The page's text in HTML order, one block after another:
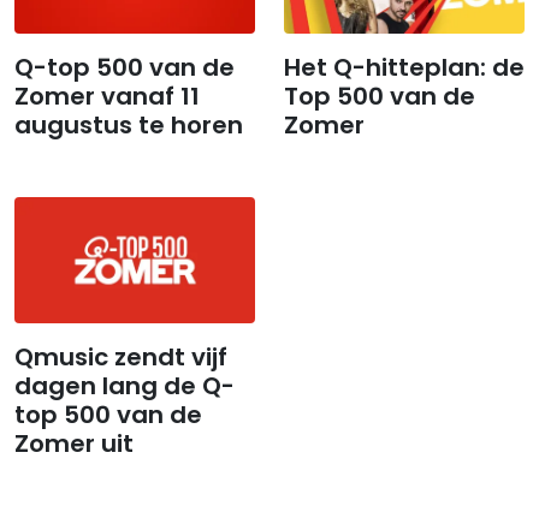
Q-top 500 van de
Zomer vanaf 11
augustus te horen
Het Q-hitteplan: de
Top 500 van de
Zomer
Qmusic zendt vijf
dagen lang de Q-
top 500 van de
Zomer uit